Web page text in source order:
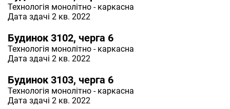
Технологія монолітно - каркасна
Дата здачі 2 кв. 2022
Будинок 3102, черга 6
Технологія монолітно - каркасна
Дата здачі 2 кв. 2022
Будинок 3103, черга 6
Технологія монолітно - каркасна
Дата здачі 2 кв. 2022